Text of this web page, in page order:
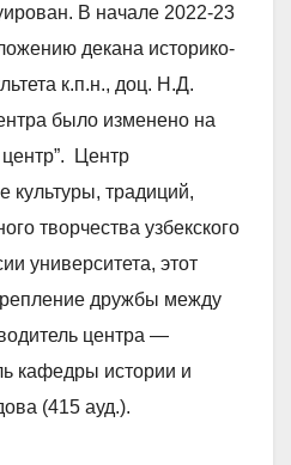
В начале 2022-23
декана историко-
к.п.н., доц. Н.Д.
было изменено на
центр”. Центр
культуры, традиций,
творчества узбекского
университета, этот
дружбы между
центра —
кафедры истории и
(415 ауд.).